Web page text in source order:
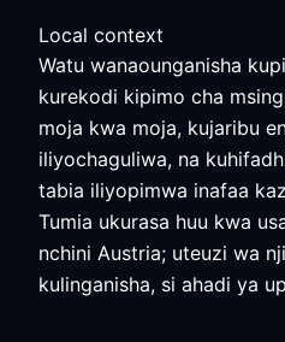
Local context
Watu wanaounganisha
kurekodi kipimo cha
moja kwa moja, kujaribu
iliyochaguliwa, na
tabia iliyopimwa inafaa
Tumia ukurasa huu kwa
nchini Austria; uteuzi wa
kulinganisha, si ahadi ya